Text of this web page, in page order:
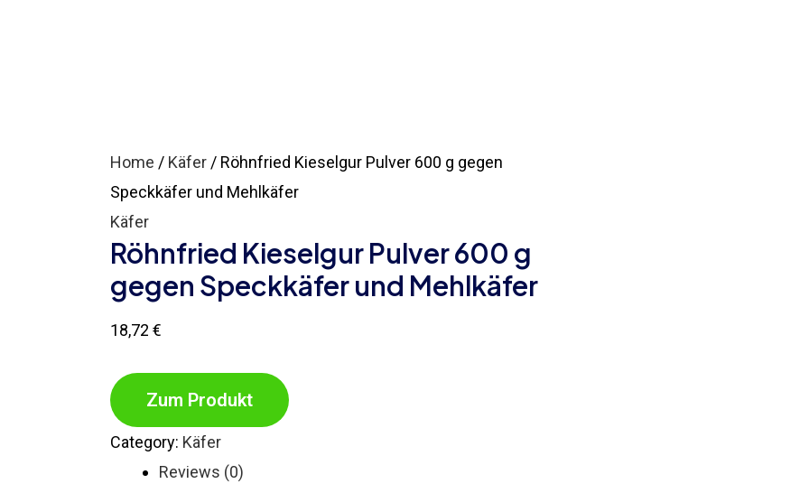
Home / Käfer / Röhnfried Kieselgur Pulver 600 g gegen
Speckkäfer und Mehlkäfer
Käfer
Röhnfried Kieselgur Pulver 600 g
gegen Speckkäfer und Mehlkäfer
18,72 €
Zum Produkt
Category: Käfer
Reviews (0)